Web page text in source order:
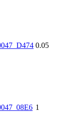
0.05
1